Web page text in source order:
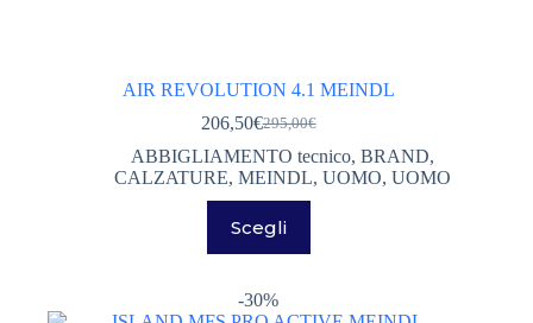
AIR REVOLUTION 4.1 MEINDL
295,00€
Il
prezzo
originale
era:
295,00€.
206,50€Il
prezzo
attuale
è:
206,50€.
ABBIGLIAMENTO tecnico, BRAND,
CALZATURE, MEINDL, UOMO, UOMO
Scegli
prodotto
ha
varianti.
Le
-30%